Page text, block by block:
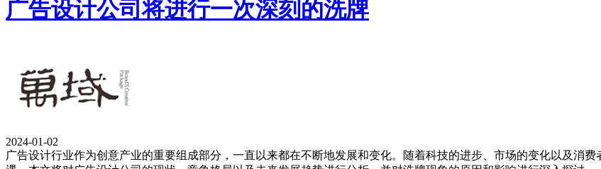
广告设计公司将进行一次深刻的洗牌
2024-01-02
广告设计行业作为创意产业的重要组成部分，一直以来都在不断地发展和变化。随着科技的进步、市场的变化以及消